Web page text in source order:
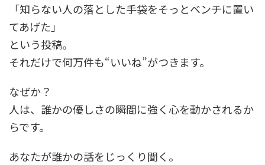
「知らない人の落とした手袋をそっとベンチに置い
てあげた」
という投稿。
それだけで何万件も“いいね”がつきます。
なぜか？
人は、誰かの優しさの瞬間に強く心を動かされるか
らです。
あなたが誰かの話をじっくり聞く。